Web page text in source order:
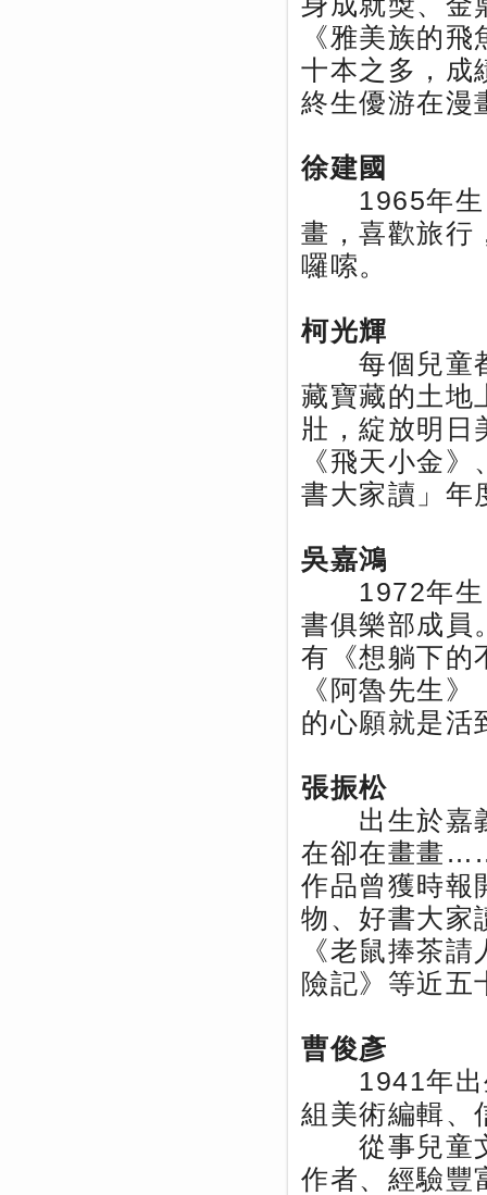
《雅美族的
十本之多，成
終生優游在漫
徐建國
1965年生，
畫，喜歡旅行
囉嗦。
柯光輝
每個兒童都
藏寶藏的土地
壯，綻放明日
《飛天小金
書大家讀」年
吳嘉鴻
1972年生，
書俱樂部成員
有《想躺下的
《阿魯先生
的心願就是活
張振松
出生於嘉義
在卻在畫畫
作品曾獲時報
物、好書大家
《老鼠捧茶
險記》等近五
曹俊彥
1941年出生
組美術編輯、
從事兒童文
作者、經驗豐